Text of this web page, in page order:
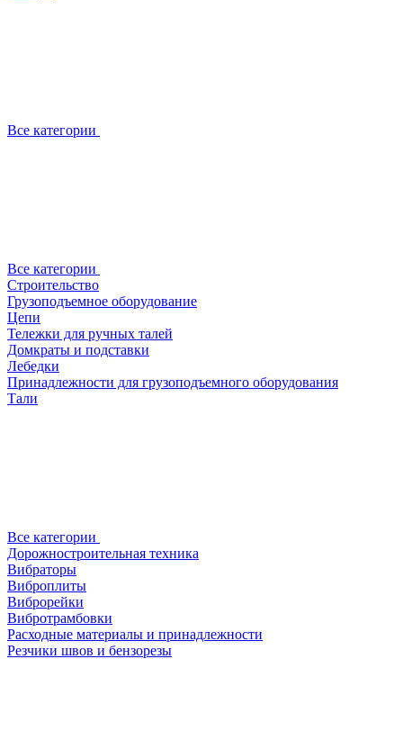
Все категории
Все категории
Строительство
Грузоподъемное оборудование
Цепи
Тележки для ручных талей
Домкраты и подставки
Лебедки
Принадлежности для грузоподъемного оборудования
Тали
Все категории
Дорожностроительная техника
Вибраторы
Виброплиты
Виброрейки
Вибротрамбовки
Расходные материалы и принадлежности
Резчики швов и бензорезы